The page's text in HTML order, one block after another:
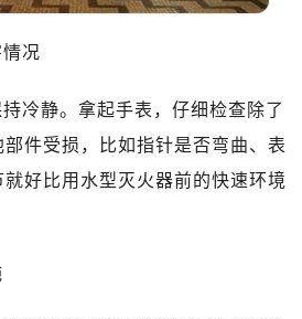
况
冷静。拿起手表，仔细检查除了
件受损，比如指针是否弯曲、表
好比用水型灭火器前的快速环境